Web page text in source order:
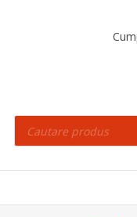
Products
search